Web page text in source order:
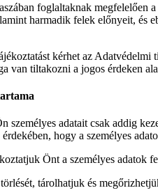
foglaltaknak megfelelően
harmadik felek előnyeit, és
kérhet az
van tiltakozni a jogos érdeken
személyes adatait csak addig
hogy a személyes
Önt a személyes adatok
tárolhatjuk és